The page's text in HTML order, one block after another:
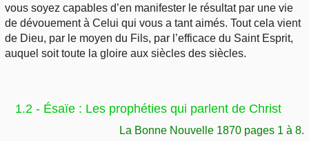
vous soyez capables d’en manifester le résultat par une vie
de dévouement à Celui qui vous a tant aimés. Tout cela vient
de Dieu, par le moyen du Fils, par l’efficace du Saint Esprit,
auquel soit toute la gloire aux siècles des siècles.
1.2 - Ésaïe : Les prophéties qui parlent de Christ
La Bonne Nouvelle 1870 pages 1 à 8.